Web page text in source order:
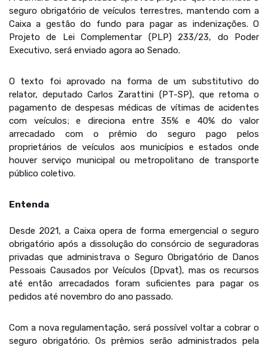
seguro obrigatório de veículos terrestres, mantendo com a
Caixa a gestão do fundo para pagar as indenizações. O
Projeto de Lei Complementar (PLP) 233/23, do Poder
Executivo, será enviado agora ao Senado.
O texto foi aprovado na forma de um substitutivo do
relator, deputado Carlos Zarattini (PT-SP), que retoma o
pagamento de despesas médicas de vítimas de acidentes
com veículos; e direciona entre 35% e 40% do valor
arrecadado com o prêmio do seguro pago pelos
proprietários de veículos aos municípios e estados onde
houver serviço municipal ou metropolitano de transporte
público coletivo.
Entenda
Desde 2021, a Caixa opera de forma emergencial o seguro
obrigatório após a dissolução do consórcio de seguradoras
privadas que administrava o Seguro Obrigatório de Danos
Pessoais Causados por Veículos (Dpvat), mas os recursos
até então arrecadados foram suficientes para pagar os
pedidos até novembro do ano passado.
Com a nova regulamentação, será possível voltar a cobrar o
seguro obrigatório. Os prêmios serão administrados pela